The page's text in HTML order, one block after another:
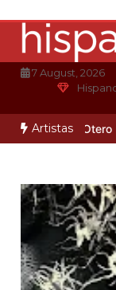
contenido
7 August, 2026
Artistas
Alejandro Otero 3